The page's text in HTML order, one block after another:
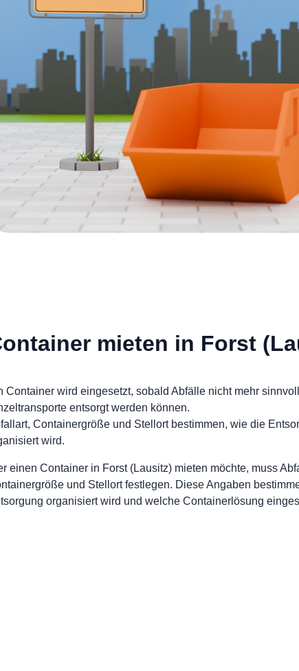
mieten in Forst
Container wird eingesetzt, sobald Abfälle nicht mehr
entsorgt werden können.
Containergröße und Stellort bestimmen, wie die
wird.
einen Container in Forst (Lausitz) mieten möchte, muss
und Stellort festlegen. Diese Angaben
organisiert wird und welche Containerlösung